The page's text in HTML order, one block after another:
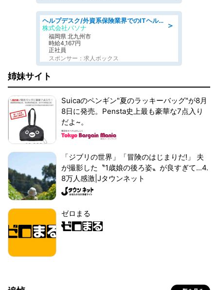
＞
ヘルプデスク/外資系保険業界でのITヘルプデスク業務/駅近/即日勤務可/ヘルプデスク
株式会社パソナ
福岡県 北九州市
時給4,167円
正社員
スポンサー：求人ボックス
姉妹サイト
Suicaのペンギン"夏のラッキーバッグ"が8月
8日に発売。Pensta史上最も豪華な7点入り
だよ~。
「ジブリの世界」「冒険のはじまりだ!」 夫
が撮影した〝1歳娘の後ろ姿〟が良すぎて...4.
8万人感激|Jタウンネット
ゼロまる